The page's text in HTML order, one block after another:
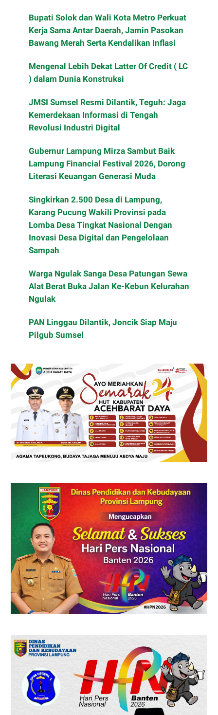
Bupati Solok dan Wali Kota Metro Perkuat
Kerja Sama Antar Daerah, Jamin Pasokan
Bawang Merah Serta Kendalikan Inflasi
Mengenal Lebih Dekat Latter Of Credit ( LC
) dalam Dunia Konstruksi
JMSI Sumsel Resmi Dilantik, Teguh: Jaga
Kemerdekaan Informasi di Tengah
Revolusi Industri Digital
Gubernur Lampung Mirza Sambut Baik
Lampung Financial Festival 2026, Dorong
Literasi Keuangan Generasi Muda
Singkirkan 2.500 Desa di Lampung,
Karang Pucung Wakili Provinsi pada
Lomba Desa Tingkat Nasional Dengan
Inovasi Desa Digital dan Pengelolaan
Sampah
Warga Ngulak Sanga Desa Patungan Sewa
Alat Berat Buka Jalan Ke-Kebun Kelurahan
Ngulak
PAN Linggau Dilantik, Joncik Siap Maju
Pilgub Sumsel